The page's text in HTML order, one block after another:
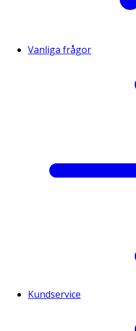
Vanliga frågor
Kundservice